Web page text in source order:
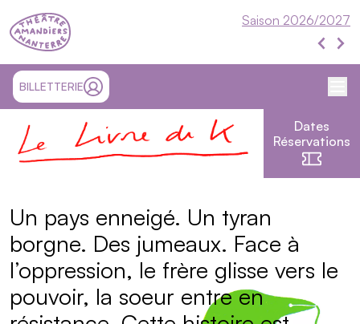
Théâtre Nanterre-Amandiers
Saison 2026/2027
BILLETTERIESITE EXTÉRIEUR ET OUVRE UN NOUVEL ONGLET
MON COMPTE
Le livre de K
Dates
Réservations
Présentation
Un pays enneigé. Un tyran
borgne. Des jumeaux. Face à
l’oppression, le frère glisse vers le
pouvoir, la soeur entre en